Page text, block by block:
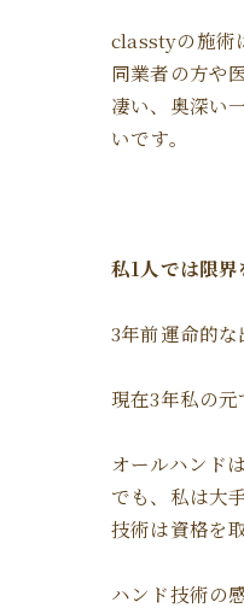
classtyの施術
同業者の方や
凄い、奥深い
いです。
私1人では限
3年前運命的
現在3年私の
オールハンド
でも、私は大
技術は資格を
ハンド技術の